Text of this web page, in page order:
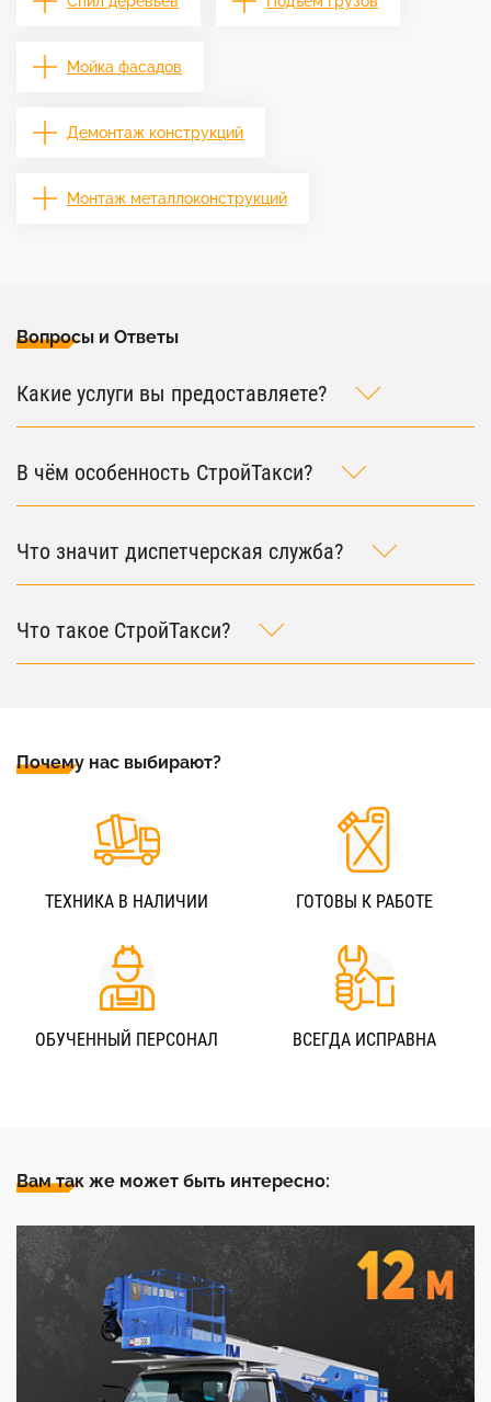
Мойка фасадов
Демонтаж конструкций
Монтаж металлоконструкций
Вопросы и Ответы
Какие услуги вы предоставляете?
В чём особенность СтройТакси?
Что значит диспетчерская служба?
Что такое СтройТакси?
Почему нас выбирают?
ТЕХНИКА В НАЛИЧИИ ГОТОВЫ К РАБОТЕ
ОБУЧЕННЫЙ ПЕРСОНАЛ ВСЕГДА ИСПРАВНА
Вам так же может быть интересно: